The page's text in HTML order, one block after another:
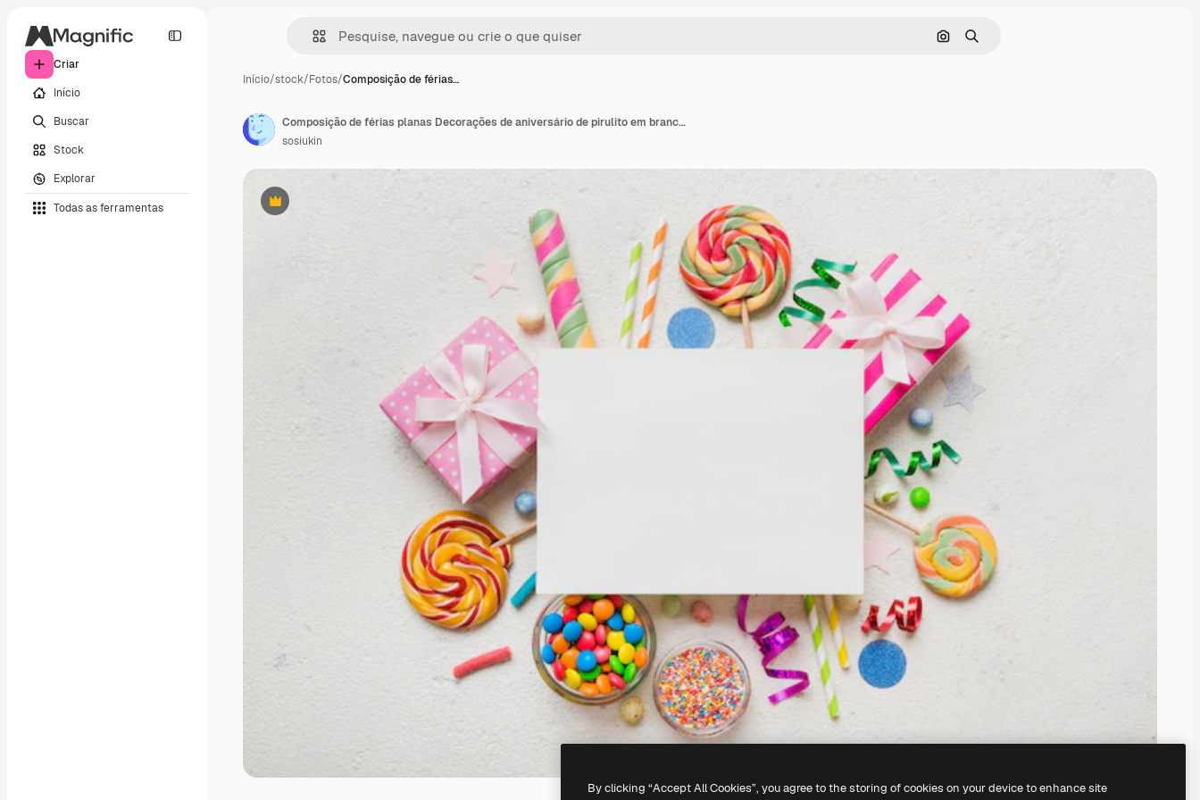
Criar
Início
Buscar
Stock
Explorar
Todas as ferramentas
Pesquisar por imagem
Buscar
Início/stock/Fotos/Composição de férias…
Premium
Composição de férias planas Decorações de aniversário de pirulito em branco de papel em fundo colorido Espaço de cópia de vista superior para texto
sosiukin
By clicking “Accept All Cookies”, you agree to the storing of cookies on your device to enhance site